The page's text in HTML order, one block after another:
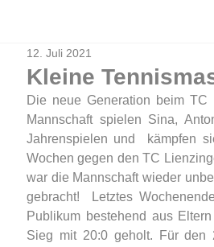
Kleine
12. Juli 2021
Die neue Generation beim
Mannschaft spielen Sina,
Jahrenspielen und  kämpfen
Wochen gegen den TC
war die Mannschaft wieder
gebracht!  Letztes
Publikum bestehend aus
Sieg mit 20:0 geholt. Für den